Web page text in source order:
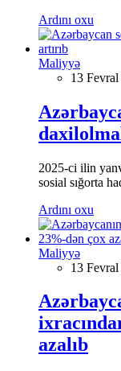
Ardını oxu
Maliyyə
13
2025-ci ilin
sosial sığorta
Ardını oxu
Maliyyə
13
azalıb